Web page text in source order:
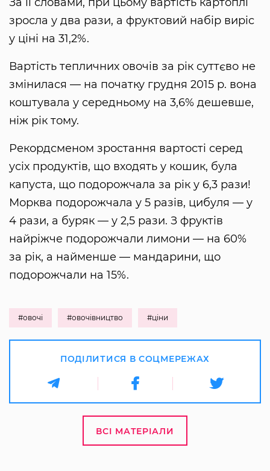
зросла у два рази, а фруктовий набір виріс
у ціні на 31,2%.
Вартість тепличних овочів за рік суттєво не
змінилася — на початку грудня 2015 р. вона
коштувала у середньому на 3,6% дешевше,
ніж рік тому.
Рекордсменом зростання вартості серед
усіх продуктів, що входять у кошик, була
капуста, що подорожчала за рік у 6,3 рази!
Морква подорожчала у 5 разів, цибуля — у
4 рази, а буряк — у 2,5 рази. З фруктів
найріжче подорожчали лимони — на 60%
за рік, а найменше — мандарини, що
подорожчали на 15%.
#овочі #овочівництво #ціни
ПОДІЛИТИСЯ В СОЦМЕРЕЖАХ
ВСІ МАТЕРІАЛИ